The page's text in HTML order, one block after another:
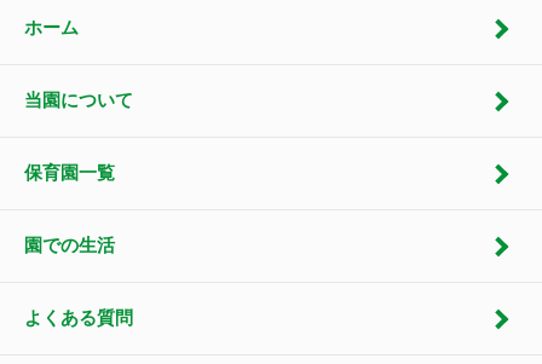
ホーム
当園について
保育園一覧
園での生活
よくある質問